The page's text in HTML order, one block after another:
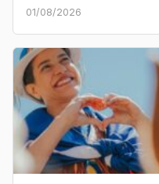
01/08/2026